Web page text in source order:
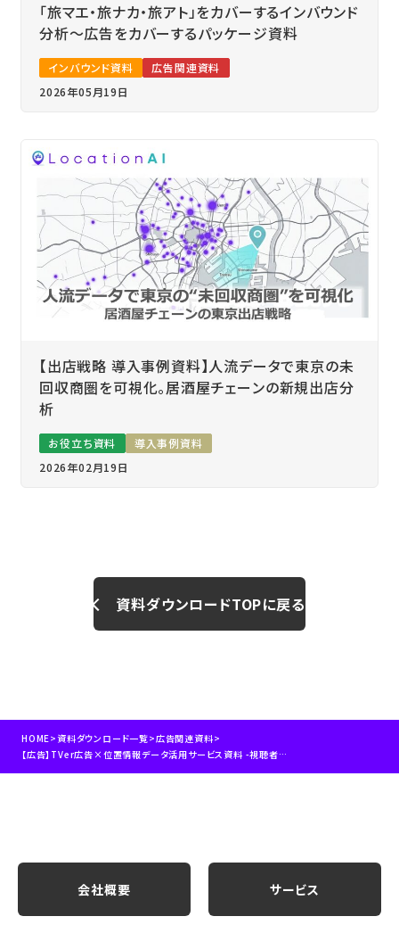
「旅マエ・旅ナカ・旅アト」をカバーするインバウンド
分析～広告をカバーするパッケージ資料
インバウンド資料
広告関連資料
2026年05月19日
【出店戦略 導入事例資料】人流データで東京の未
回収商圏を可視化。居酒屋チェーンの新規出店分
析
お役立ち資料
導入事例資料
2026年02月19日
資料ダウンロードTOPに戻る
HOME>資料ダウンロード一覧>広告関連資料>
【広告】TVer広告×位置情報データ活用サービス資料 -視聴者の行動を捉えたピンポイント配信-
会社概要 サービス